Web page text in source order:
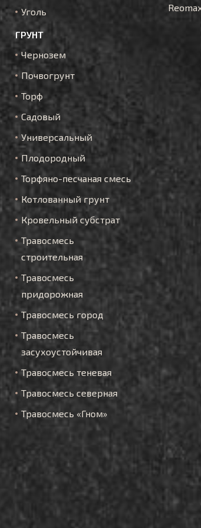
Уголь
ГРУНТ
Чернозем
Почвогрунт
Торф
Садовый
Универсальный
Плодородный
Торфяно-песчаная смесь
Котлованный грунт
Кровельный субстрат
Травосмесь
строительная
Травосмесь
придорожная
Травосмесь город
Травосмесь
засухоустойчивая
Травосмесь теневая
Травосмесь северная
Травосмесь «Гном»